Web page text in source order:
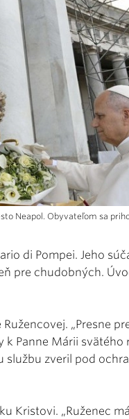
Neapol. Obyvateľom sa
di Pompei. Jeho
pre chudobných.
„Presne
k Panne Márii svätého
zveril pod
Kristovi. „Ruženec